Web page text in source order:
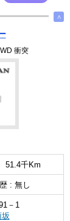
∧
衝突
51.4千Km
: 無し
－1